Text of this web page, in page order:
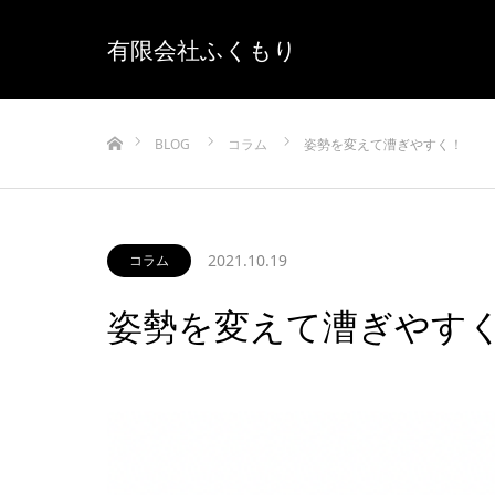
有限会社ふくもり
BLOG
コラム 姿勢を変えて漕ぎやすく！
コラム 2021.10.19
姿勢を変えて漕ぎやす